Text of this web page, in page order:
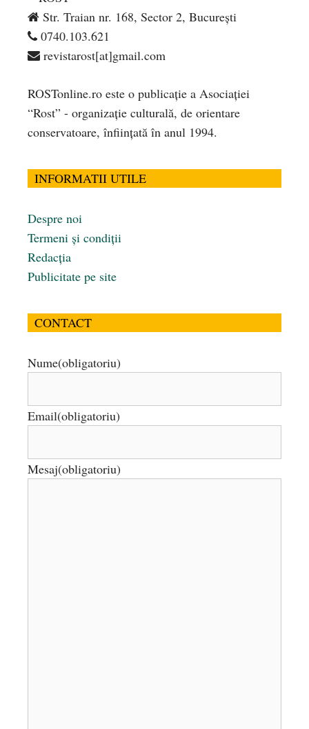
Str. Traian nr. 168, Sector 2, București
0740.103.621
revistarost[at]gmail.com
ROSTonline.ro este o publicaţie a Asociaţiei
“Rost” - organizaţie culturală, de orientare
conservatoare, înfiinţată în anul 1994.
INFORMATII UTILE
Despre noi
Termeni și condiții
Redacția
Publicitate pe site
CONTACT
Nume(obligatoriu)
Email(obligatoriu)
Mesaj(obligatoriu)